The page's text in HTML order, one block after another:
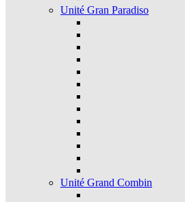
Unité Gran Paradiso
Unité Grand Combin